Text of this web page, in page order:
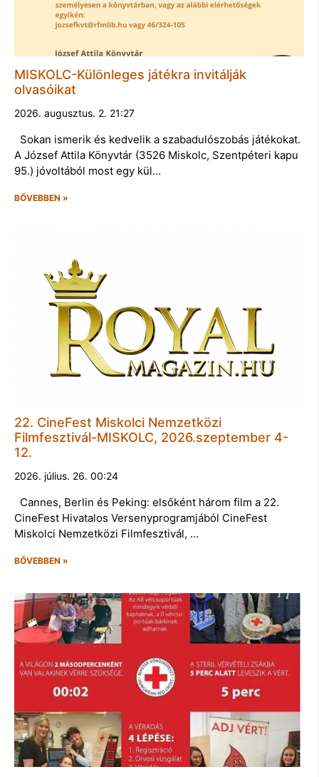
MISKOLC-Különleges játékra invitálják
olvasóikat
2026. augusztus. 2. 21:27
Sokan ismerik és kedvelik a szabadulószobás játékokat.
A József Attila Könyvtár (3526 Miskolc, Szentpéteri kapu
95.) jóvoltából most egy kül…
BŐVEBBEN »
22. CineFest Miskolci Nemzetközi
Filmfesztivál-MISKOLC, 2026.szeptember 4-
12.
2026. július. 26. 00:24
Cannes, Berlin és Peking: elsőként három film a 22.
CineFest Hivatalos Versenyprogramjából CineFest
Miskolci Nemzetközi Filmfesztivál, …
BŐVEBBEN »